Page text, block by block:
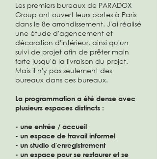
Les premiers bureaux de PARADOX
Group ont ouvert leurs portes à Paris
dans le 8e arrondissement. J'ai réalisé
une étude d'agencement et
décoration d'intérieur, ainsi qu'un
suivi de projet afin de prêter main
forte jusqu'à la livraison du projet.
Mais il n'y pas seulement des
bureaux dans ces bureaux.
La programmation a été dense avec
plusieurs espaces distincts :
- une entrée / accueil
- un espace de travail informel
- un studio d'enregistrement
- un espace pour se restaurer et se